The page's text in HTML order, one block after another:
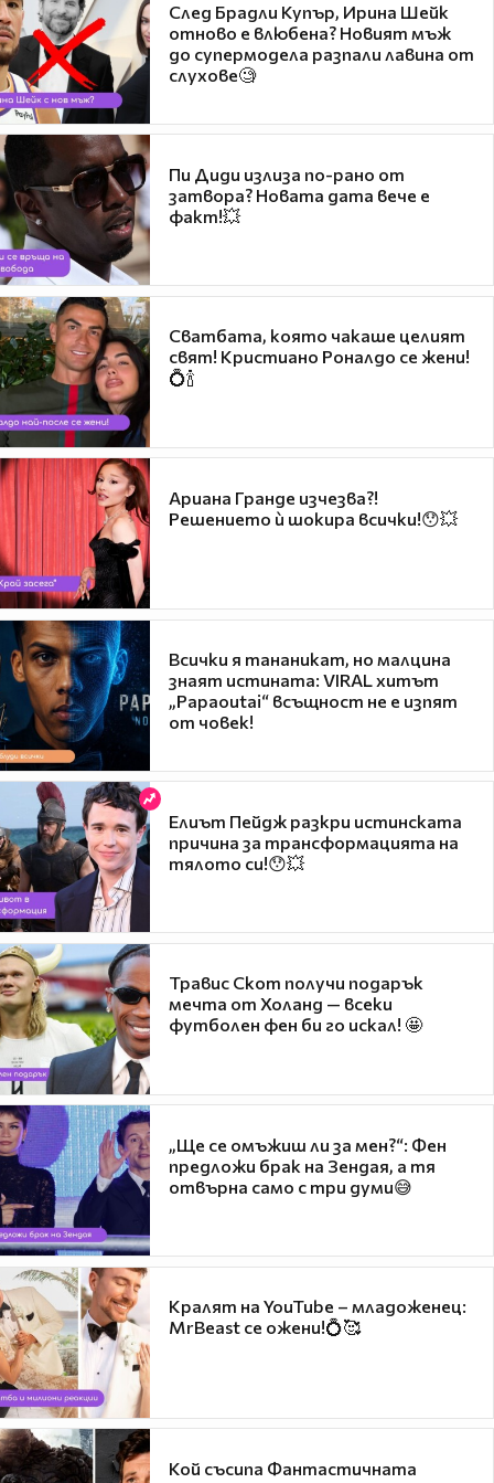
След Брадли Купър, Ирина Шейк
отново е влюбена? Новият мъж
до супермодела разпали лавина от
слухове🧐
Пи Диди излиза по-рано от
затвора? Новата дата вече е
факт!💥
Сватбата, която чакаше целият
свят! Кристиано Роналдо се жени!
💍🍾
Ариана Гранде изчезва?!
Решението ѝ шокира всички!😯💥
Всички я тананикат, но малцина
знаят истината: VIRAL хитът
„Papaoutai“ всъщност не е изпят
от човек!
Елиът Пейдж разкри истинската
причина за трансформацията на
тялото си!😯💥
Травис Скот получи подарък
мечта от Холанд — всеки
футболен фен би го искал! 🤩
„Ще се омъжиш ли за мен?“: Фен
предложи брак на Зендая, а тя
отвърна само с три думи😅
Кралят на YouTube – младоженец:
MrBeast се ожени!💍🥰
Кой съсипа Фантастичната